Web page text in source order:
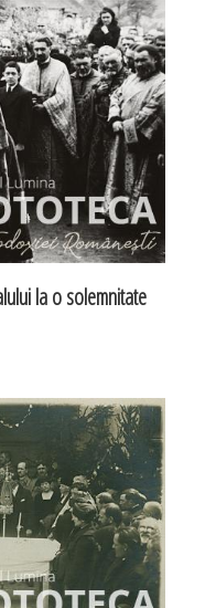
la o solemnitate